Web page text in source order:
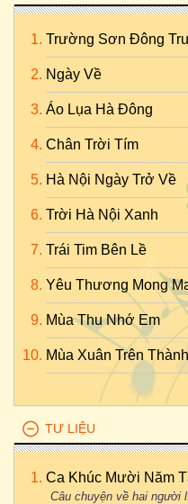
Trường Sơn Đông
Ngày Về
Áo Lụa Hà Đông
Chân Trời Tím
Hà Nội Ngày Trở Về
Trời Hà Nội Xanh
Trái Tim Bên Lề
Yêu Thương Mong
Mùa Thu Nhớ Em
Mùa Xuân Trên
TƯ LIỆU
Ca Khúc Mười Năm
Câu chuyện về hai người